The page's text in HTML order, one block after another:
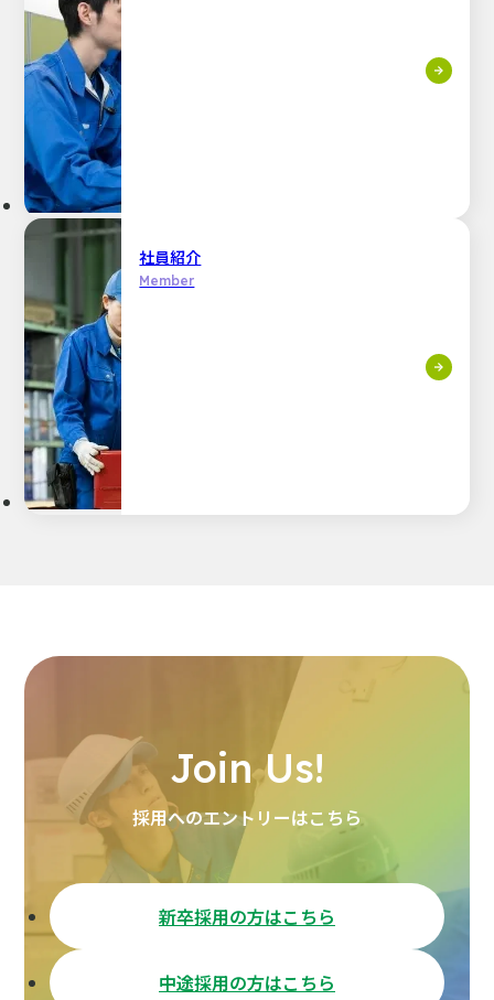
社員紹介
Member
Join Us!
採用へのエントリーはこちら
新卒採用の方はこちら
中途採用の方はこちら